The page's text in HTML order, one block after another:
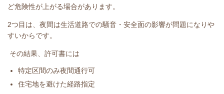
ど危険性が上がる場合があります。
2つ目は、夜間は生活道路での騒音・安全面の影響が問題になりや
すいからです。
その結果、許可書には
特定区間のみ夜間通行可
住宅地を避けた経路指定